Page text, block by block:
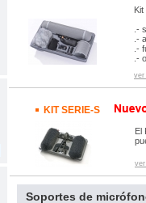
.-
.-
.-
.-
ver
KIT SERIE-S
El
Soportes de